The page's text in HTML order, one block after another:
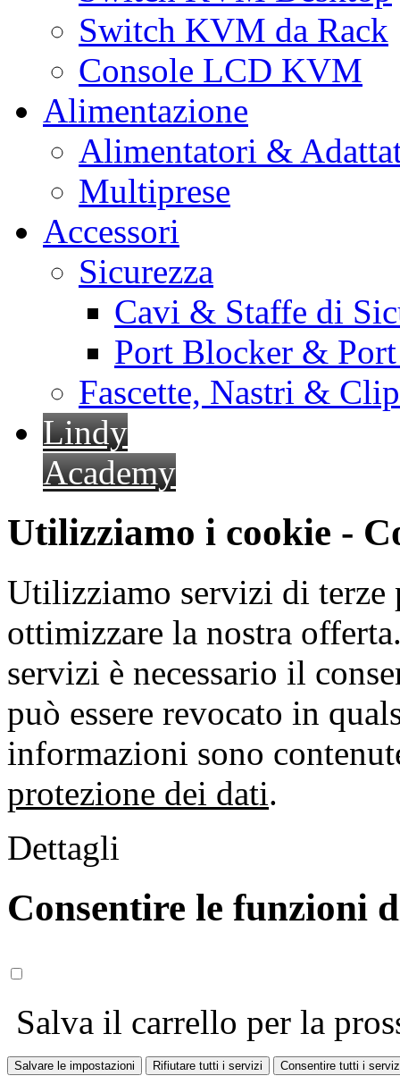
Switch KVM da Rack
Console LCD KVM
Alimentazione
Alimentatori &
Multiprese
Accessori
Sicurezza
Cavi & Staffe di
Port Blocker &
Fascette, Nastri &
Lindy
Academy
Utilizziamo i cookie -
Utilizziamo servizi di terze
ottimizzare la nostra
servizi è necessario il
può essere revocato in
informazioni sono
protezione dei dati.
Dettagli
Consentire le funzioni
Salva il carrello per la
Salvare le impostazioni Rifiutare tutti i servizi Consentire tutti i